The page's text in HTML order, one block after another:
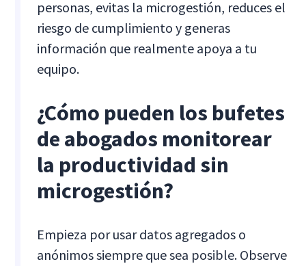
personas, evitas la microgestión, reduces el
riesgo de cumplimiento y generas
información que realmente apoya a tu
equipo.
¿Cómo pueden los bufetes
de abogados monitorear
la productividad sin
microgestión?
Empieza por usar datos agregados o
anónimos siempre que sea posible. Observe